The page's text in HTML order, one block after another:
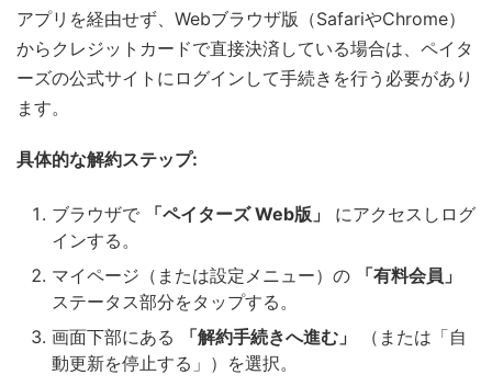
アプリを経由せず、Webブラウザ版（SafariやChrome）
からクレジットカードで直接決済している場合は、ペイタ
ーズの公式サイトにログインして手続きを行う必要があり
ます。
具体的な解約ステップ:
ブラウザで 「ペイターズ Web版」
にアクセスしログ
インする。
マイページ（または設定メニュー）の
「有料会員」
ステータス部分をタップする。
画面下部にある
「解約手続きへ進む」
（または「自
動更新を停止する」）を選択。